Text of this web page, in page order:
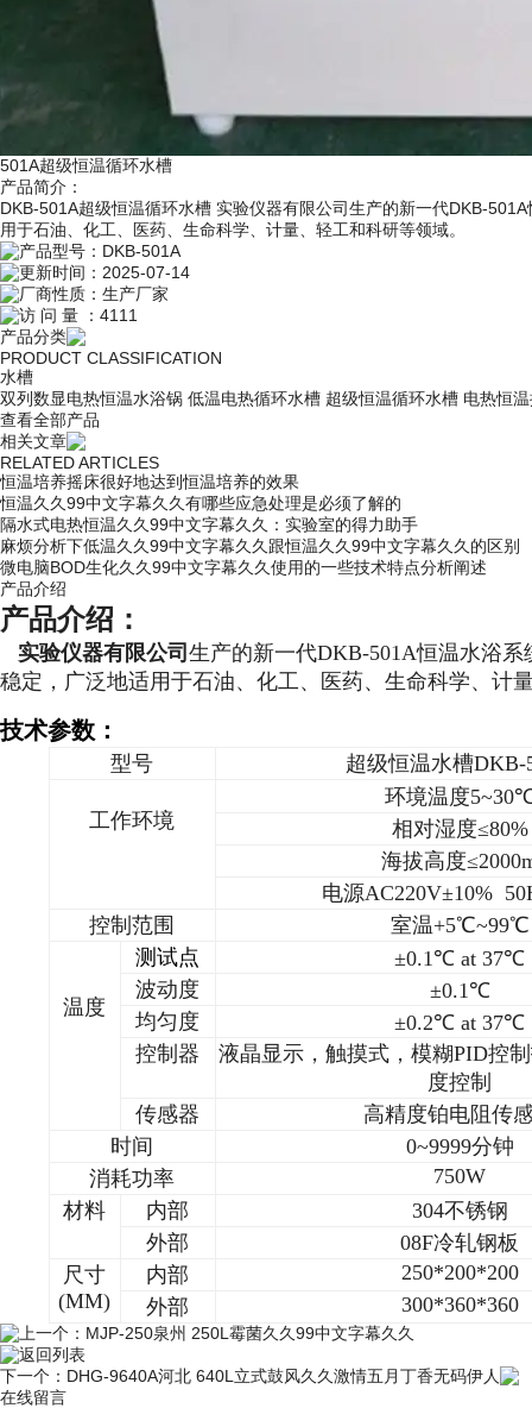
501A超级恒温循环水槽
产品简介：
DKB-501A超级恒温循环水槽 实验仪器有限公司生产的新一代DKB-
用于石油、化工、医药、生命科学、计量、轻工和科研等领域。
产品型号： DKB-501A
更新时间： 2025-07-14
厂商性质： 生产厂家
访 问 量 ： 4111
产品分类
PRODUCT CLASSIFICATION
水槽
双列数显电热恒温水浴锅 低温电热循环水槽 超级恒温循环水槽 电热恒
查看全部产品
相关文章
RELATED ARTICLES
恒温培养摇床很好地达到恒温培养的效果
恒温久久99中文字幕久久有哪些应急处理是必须了解的
隔水式电热恒温久久99中文字幕久久：实验室的得力助手
麻烦分析下低温久久99中文字幕久久跟恒温久久99中文字幕久久的区别
微电脑BOD生化久久99中文字幕久久使用的一些技术特点分析阐述
产品介绍
产品介绍：
实验仪器有限公司 生产的新一代DKB-501A恒温水浴
稳定，广泛地适用于石油、化工、医药、生命科学、计
技术参数：
型号 超级恒温水槽DKB-
工作环境
环境温度5~3
相对湿度≤80%
海拔高度≤
电源AC220V±10%
控制范围
室温+5℃~99℃
温度
测试点
±0.1℃ at 37℃
波动度
±0.1℃
均匀度
±0.2℃ at 37℃
控制器
液晶显示，触摸式，模糊PID控
度控制
传感器
高精度铂电阻传
时间
0~9999分钟
消耗功率
750W
材料
内部 304不锈钢
外部
08F冷轧钢板
尺寸
(MM)
内部
250*200*200
外部
300*360*360
上一个： MJP-250泉州 250L霉菌久久99中文字幕久久
返回列表
下一个： DHG-9640A河北 640L立式鼓风久久激情五月丁香无码伊人
在线留言